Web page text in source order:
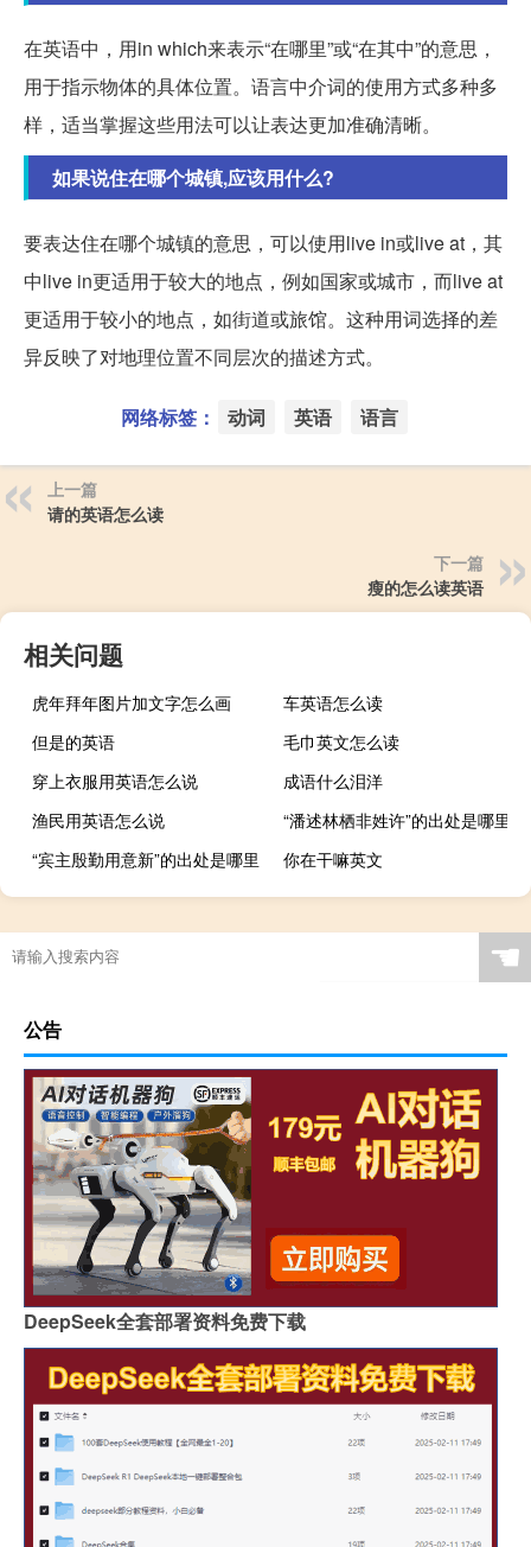
在英语中，用in which来表示“在哪里”或“在其中”的意思，
用于指示物体的具体位置。语言中介词的使用方式多种多
样，适当掌握这些用法可以让表达更加准确清晰。
如果说住在哪个城镇,应该用什么?
要表达住在哪个城镇的意思，可以使用live in或live at，其
中live in更适用于较大的地点，例如国家或城市，而live at
更适用于较小的地点，如街道或旅馆。这种用词选择的差
异反映了对地理位置不同层次的描述方式。
网络标签： 动词 英语 语言
上一篇
请的英语怎么读
下一篇
瘦的怎么读英语
相关问题
虎年拜年图片加文字怎么画
车英语怎么读
但是的英语
毛巾英文怎么读
穿上衣服用英语怎么说
成语什么泪洋
渔民用英语怎么说
“潘述林栖非姓许”的出处是哪里
“宾主殷勤用意新”的出处是哪里
你在干嘛英文
☚
公告
DeepSeek全套部署资料免费下载